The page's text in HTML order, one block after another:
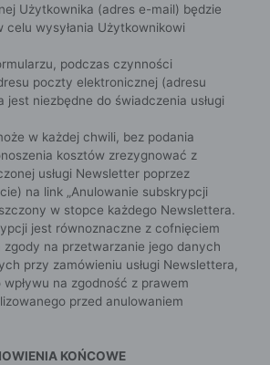
Użytkownika (adres e-mail) będzie
wysyłania Użytkownikowi
podczas czynności
poczty elektronicznej (adresu
jest niezbędne do świadczenia usługi
w każdej chwili, bez podania
kosztów zrezygnować z
usługi Newsletter poprzez
na link „Anulowanie subskrypcji
w stopce każdego Newslettera.
jest równoznaczne z cofnięciem
zgody na przetwarzanie jego danych
przy zamówieniu usługi Newslettera,
na zgodność z prawem
przed anulowaniem
KOŃCOWE